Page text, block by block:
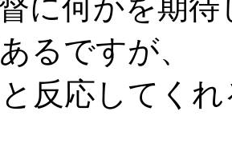
に何かを期
るですが、
反応してく